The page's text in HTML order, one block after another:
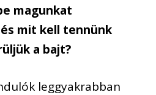
magunkat
mit kell tennünk
a bajt?
leggyakrabban